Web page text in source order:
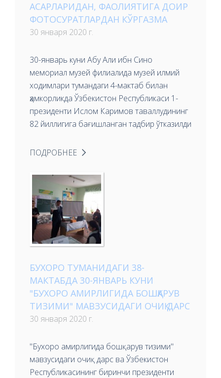
АСАРЛАРИДАН, ФАОЛИЯТИГА ДОИР
ФОТОСУРАТЛАРДАН КЎРГАЗМА
30 января 2020 г.
30-январь куни Абу Али ибн Сино
мемориал музей филиалида музей илмий
ходимлари тумандаги 4-мактаб билан
ҳамкорликда Ўзбекистон Республикаси 1-
президенти Ислом Каримов таваллудининг
82 йиллигига бағишланган тадбир ўтказилди
ПОДРОБНЕЕ
БУХОРО ТУМАНИДАГИ 38-
МАКТАБДА 30-ЯНВАРЬ КУНИ
"БУХОРО АМИРЛИГИДА БОШҚАРУВ
ТИЗИМИ" МАВЗУСИДАГИ ОЧИҚ ДАРС
30 января 2020 г.
"Бухоро амирлигида бошқарув тизими"
мавзусидаги очиқ дарс ва Ўзбекистон
Республикасининг биринчи президенти